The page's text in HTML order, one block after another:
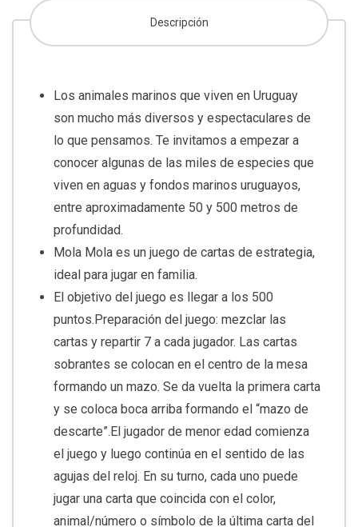
Descripción
Los animales marinos que viven en Uruguay
son mucho más diversos y espectaculares de
lo que pensamos. Te invitamos a empezar a
conocer algunas de las miles de especies que
viven en aguas y fondos marinos uruguayos,
entre aproximadamente 50 y 500 metros de
profundidad.
Mola Mola es un juego de cartas de estrategia,
ideal para jugar en familia.
El objetivo del juego es llegar a los 500
puntos.Preparación del juego: mezclar las
cartas y repartir 7 a cada jugador. Las cartas
sobrantes se colocan en el centro de la mesa
formando un mazo. Se da vuelta la primera carta
y se coloca boca arriba formando el “mazo de
descarte”.El jugador de menor edad comienza
el juego y luego continúa en el sentido de las
agujas del reloj. En su turno, cada uno puede
jugar una carta que coincida con el color,
animal/número o símbolo de la última carta del